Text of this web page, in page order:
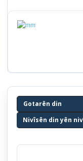
Gotarên din
Nivîsên din yên